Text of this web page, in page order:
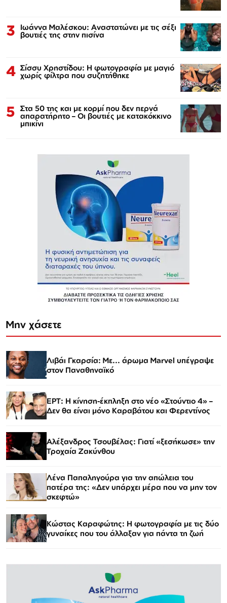
3 Ιωάννα Μαλέσκου: Αναστατώνει με τις σέξι
βουτιές της στην πισίνα
4 Σίσσυ Χρηστίδου: Η φωτογραφία με μαγιό
χωρίς φίλτρα που συζητήθηκε
5 Στα 50 της και με κορμί που δεν περνά
απαρατήρητο – Οι βουτιές με κατακόκκινο
μπικίνι
Μην χάσετε
Λιβάι Γκαρσία: Με... άρωμα Marvel υπέγραψε
στον Παναθηναϊκό
ΕΡΤ: Η κίνηση-έκπληξη στο νέο «Στούντιο 4» –
Δεν θα είναι μόνο Καραβάτου και Φερεντίνος
Αλέξανδρος Τσουβέλας: Γιατί «ξεσήκωσε» την
Τροχαία Ζακύνθου
Λένα Παπαληγούρα για την απώλεια του
πατέρα της: «Δεν υπάρχει μέρα που να μην τον
σκεφτώ»
Κώστας Καραφώτης: Η φωτογραφία με τις δύο
γυναίκες που του άλλαξαν για πάντα τη ζωή